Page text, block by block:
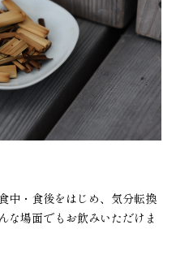
中・食後をはじめ、気分転換
な場面でもお飲みいただけま